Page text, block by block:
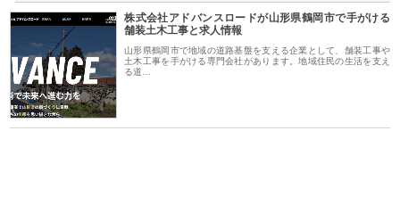
株式会社アドバンスロードが山形県鶴岡市で手がける
舗装土木工事と求人情報
山形県鶴岡市で地域の道路基盤を支える企業として、舗装工事や
土木工事を手がける専門会社があります。地域住民の生活を支え
る道…